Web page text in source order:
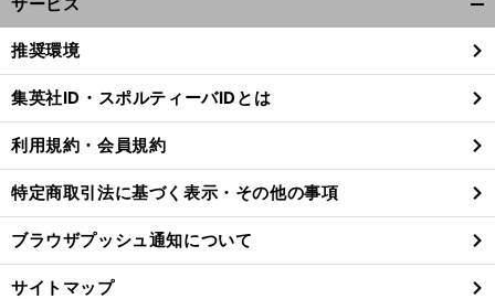
閉
る
推奨環境
集英社ID・スポルティーバIDとは
利用規約・会員規約
特定商取引法に基づく表示・その他の事項
ブラウザプッシュ通知について
サイトマップ